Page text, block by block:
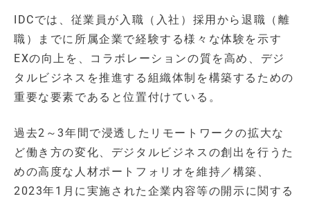
IDCでは、従業員が入職（入社）採用から退職（離
職）までに所属企業で経験する様々な体験を示す
EXの向上を、コラボレーションの質を高め、デジ
タルビジネスを推進する組織体制を構築するための
重要な要素であると位置付けている。
過去2～3年間で浸透したリモートワークの拡大な
ど働き方の変化、デジタルビジネスの創出を行うた
めの高度な人材ポートフォリオを維持／構築、
2023年1月に実施された企業内容等の開示に関する